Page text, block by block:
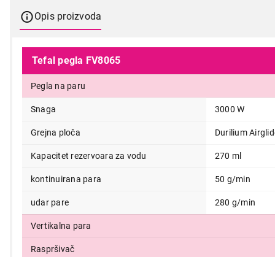
Opis proizvoda
Tefal pegla FV8065
Pegla na paru
Snaga 3000 W
Grejna ploča Durilium
Kapacitet rezervoara za vodu 270 ml
kontinuirana para 50 g/min
udar pare 280 g/min
Vertikalna para
Raspršivač